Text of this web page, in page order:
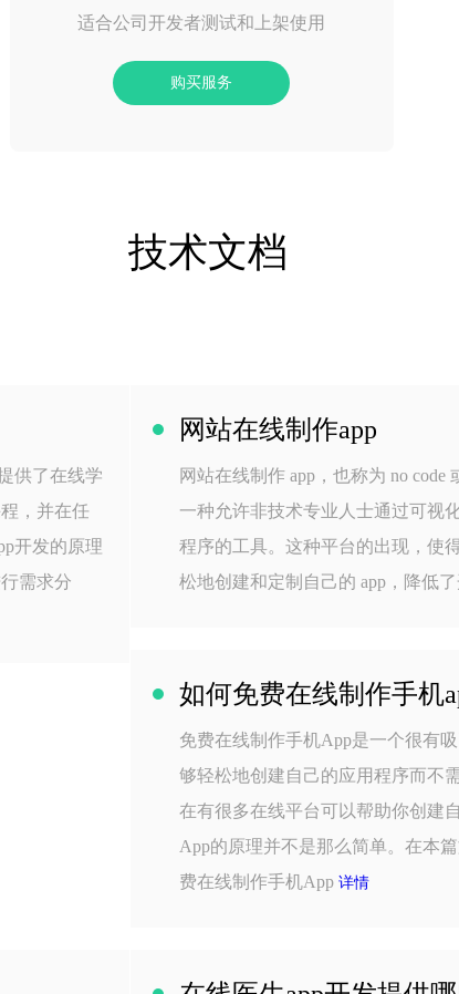
适合公司开发者测试和上架使用
购买服务
技术文档
供了在线学
，并在任
开发的原理
需求分
网站在线制作app
网站在线制作 app，也称为 no code
一种允许非技术专业人士通过可视
程序的工具。这种平台的出现，使
松地创建和定制自己的 app，降低
如何免费在线制作手机
免费在线制作手机App是一个很有
够轻松地创建自己的应用程序而不
在有很多在线平台可以帮助你创建
App的原理并不是那么简单。在本
费在线制作手机App详情